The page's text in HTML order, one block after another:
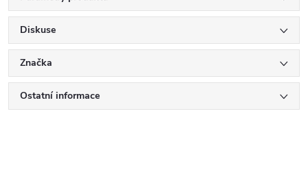
Diskuse
Značka
Ostatní informace